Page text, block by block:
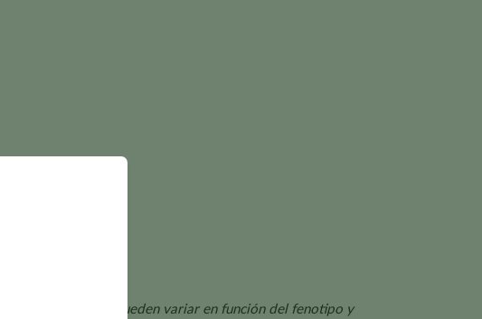
los rendimientos pueden variar en función del fenotipo y